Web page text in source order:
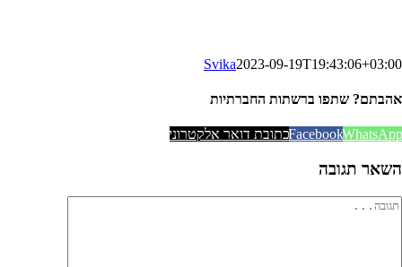
Svika2023-09-19T19:43:06+03:00
אהבתם? שתפו ברשתות החברתיות
FacebookWhatsApp כתובת דואר אלקטרוני
השאר תגובה